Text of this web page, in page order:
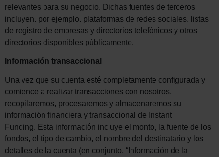
relevantes para su negocio. Dichas fuentes de terceros
incluyen, por ejemplo, plataformas de redes sociales, listas
de registro de empresas y directorios telefónicos y otros
directorios disponibles públicamente.
Información transaccional
Una vez que su cuenta esté completamente configurada y
comience a realizar transacciones con nosotros,
recopilaremos, procesaremos y almacenaremos su
información financiera y transaccional de Instant
Funding. Esta información incluye el monto, la fuente de los
fondos, el tipo de cambio, el nombre del destinatario y los
detalles de la cuenta (en conjunto, “Información de la